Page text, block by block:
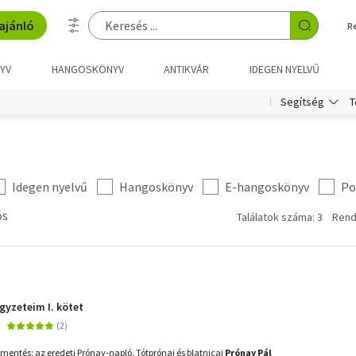
HANGOSKÖNYV ANTIKVÁR IDEGEN NYELVŰ
Segítség
Idegen nyelvű Hangoskönyv E-hangoskönyv
Találatok száma: 3
I. kötet
az eredeti Prónay-napló. Tótprónai és blatnicai Prónay Pál